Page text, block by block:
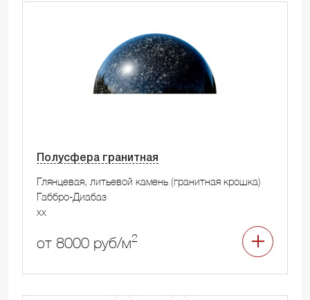
Полусфера гранитная
Глянцевая, литьевой камень (гранитная крошка)
Габбро-Диабаз
xx
от 8000 руб/м2